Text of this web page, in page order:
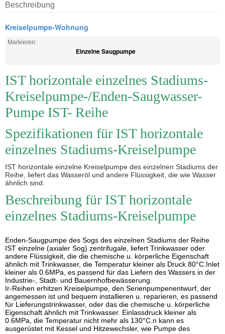
Beschreibung
Kreiselpumpe-Wohnung
Markieren:
Einzelne Saugpumpe
IST horizontale einzelnes Stadiums-
Kreiselpumpe-/Enden-Saugwasser-
Pumpe IST- Reihe
Spezifikationen für IST horizontale
einzelnes Stadiums-Kreiselpumpe
IST horizontale einzelne Kreiselpumpe des einzelnen Stadiums der
Reihe, liefert das Wasseröl und andere Flüssigkeit, die wie Wasser
ähnlich sind.
Beschreibung für IST horizontale
einzelnes Stadiums-Kreiselpumpe
Enden-Saugpumpe des Sogs des einzelnen Stadiums der Reihe
IST einzelne (axialer Sog) zentrifugale, liefert Trinkwasser oder
andere Flüssigkeit, die die chemische u. körperliche Eigenschaft
ähnlich mit Trinkwasser, die Temperatur kleiner als Druck 80°C.Inlet
kleiner als 0.6MPa, es passend für das Liefern des Wassers in der
Industrie-, Stadt- und Bauernhofbewässerung.
Ir-Reihen erhitzen Kreiselpumpe, den Serienpumpenentwurf, der
angemessen ist und bequem installieren u. reparieren, es passend
für Lieferungstrinkwasser, oder das die chemische u. körperliche
Eigenschaft ähnlich mit Trinkwasser. Einlassdruck kleiner als
0.6MPa, die Temperatur nicht mehr als 130°C.n kann es
ausgerüstet mit Kessel und Hitzewechsler, wie Pumpe des